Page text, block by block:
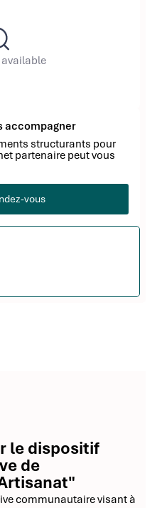
accompagner
structurants pour
partenaire peut vous
vous
le dispositif
de
communautaire visant à